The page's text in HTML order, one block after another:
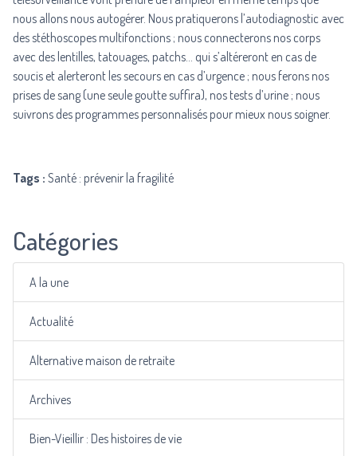
nous allons nous autogérer. Nous pratiquerons l’autodiagnostic avec
des stéthoscopes multifonctions ; nous connecterons nos corps
avec des lentilles, tatouages, patchs… qui s’altéreront en cas de
soucis et alerteront les secours en cas d’urgence ; nous ferons nos
prises de sang (une seule goutte suffira), nos tests d’urine ; nous
suivrons des programmes personnalisés pour mieux nous soigner.
Tags : Santé : prévenir la fragilité
Catégories
A la une
Actualité
Alternative maison de retraite
Archives
Bien-Vieillir : Des histoires de vie